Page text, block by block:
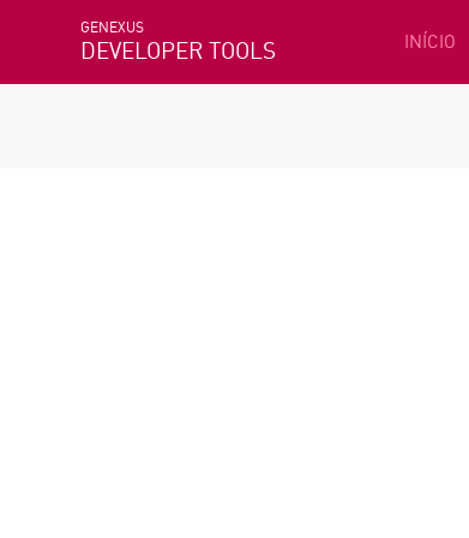
GENEXUS
DEVELOPER TOOLS INÍCIO